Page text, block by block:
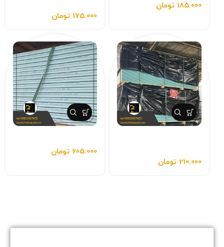
185.000 تومان
175.000 تومان
210.000 تومان
605.000 تومان